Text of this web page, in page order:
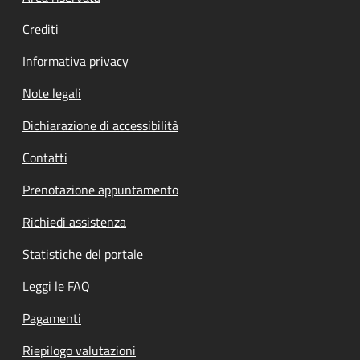
Crediti
Informativa privacy
Note legali
Dichiarazione di accessibilità
Contatti
Prenotazione appuntamento
Richiedi assistenza
Statistiche del portale
Leggi le FAQ
Pagamenti
Riepilogo valutazioni